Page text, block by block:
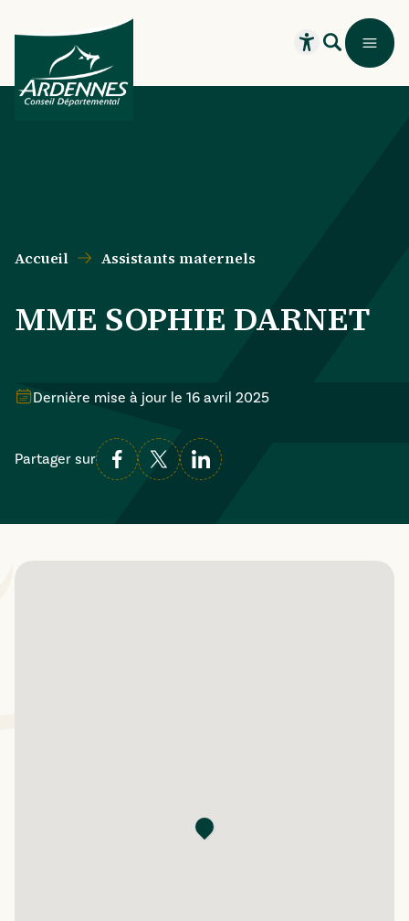
Recherche
Ouvrir leMenu
Accueil Assistants maternels
MME SOPHIE DARNET
Dernière mise à jour le 16 avril 2025
Partager sur